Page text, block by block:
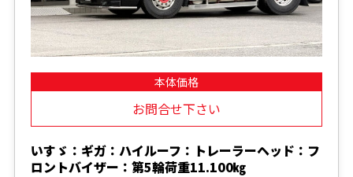
本体価格
お問合せ下さい
いすゞ：ギガ：ハイルーフ：トレーラーヘッド：フ
ロントバイザー：第5輪荷重11.100㎏